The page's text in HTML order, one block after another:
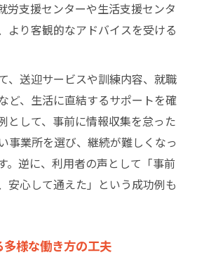
労支援センターや生活支援センタ
より客観的なアドバイスを受ける
、送迎サービスや訓練内容、就職
ど、生活に直結するサポートを確
として、事前に情報収集を怠った
事業所を選び、継続が難しくなっ
。逆に、利用者の声として「事前
安心して通えた」という成功例も
様な働き方の工夫